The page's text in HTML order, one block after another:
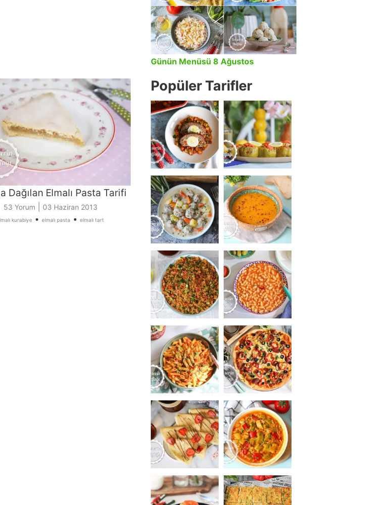
Dağılan Elmalı Pasta Tarifi
53 Yorum 03 Haziran 2013
kurabiye • elmalı pasta • elmalı tart
Günün Menüsü 8 Ağustos
Popüler Tarifler